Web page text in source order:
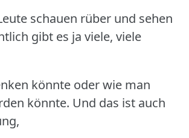
schauen rüber und sehen
gibt es ja viele, viele
könnte oder wie man
könnte. Und das ist auch